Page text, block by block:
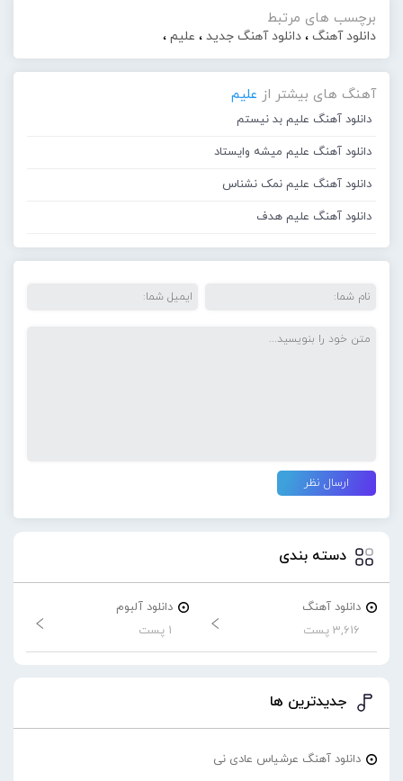
برچسب های مرتبط
دانلود آهنگ ، دانلود آهنگ جدید ، علیم ،
آهنگ های بیشتر از علیم
دانلود آهنگ علیم بد نیستم
دانلود آهنگ علیم میشه وایستاد
دانلود آهنگ علیم نمک نشناس
دانلود آهنگ علیم هدف
دسته بندی
دانلود آهنگ
3,616 پست
دانلود آلبوم
1 پست
جدیدترین ها
دانلود آهنگ عرشیاس عادی نی